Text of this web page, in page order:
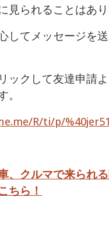
見られることはあり
してメッセージを
ックして友達申請
。
R/ti/p/
、クルマで来られ
ちら！